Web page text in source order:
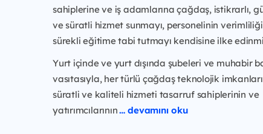
sahiplerine ve iş adamlarına çağdaş, istikrarlı,
ve süratli hizmet sunmayı, personelinin
sürekli eğitime tabi tutmayı kendisine ilke
Yurt içinde ve yurt dışında şubeleri ve muhabir
vasıtasıyla, her türlü çağdaş teknolojik
süratli ve kaliteli hizmeti tasarruf sahiplerinin ve
yatırımcılarının… devamını oku